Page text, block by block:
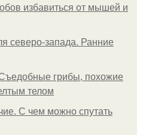
избавиться от мышей и
северо-запада. Ранние
грибы, похожие
телом
С чем можно спутать